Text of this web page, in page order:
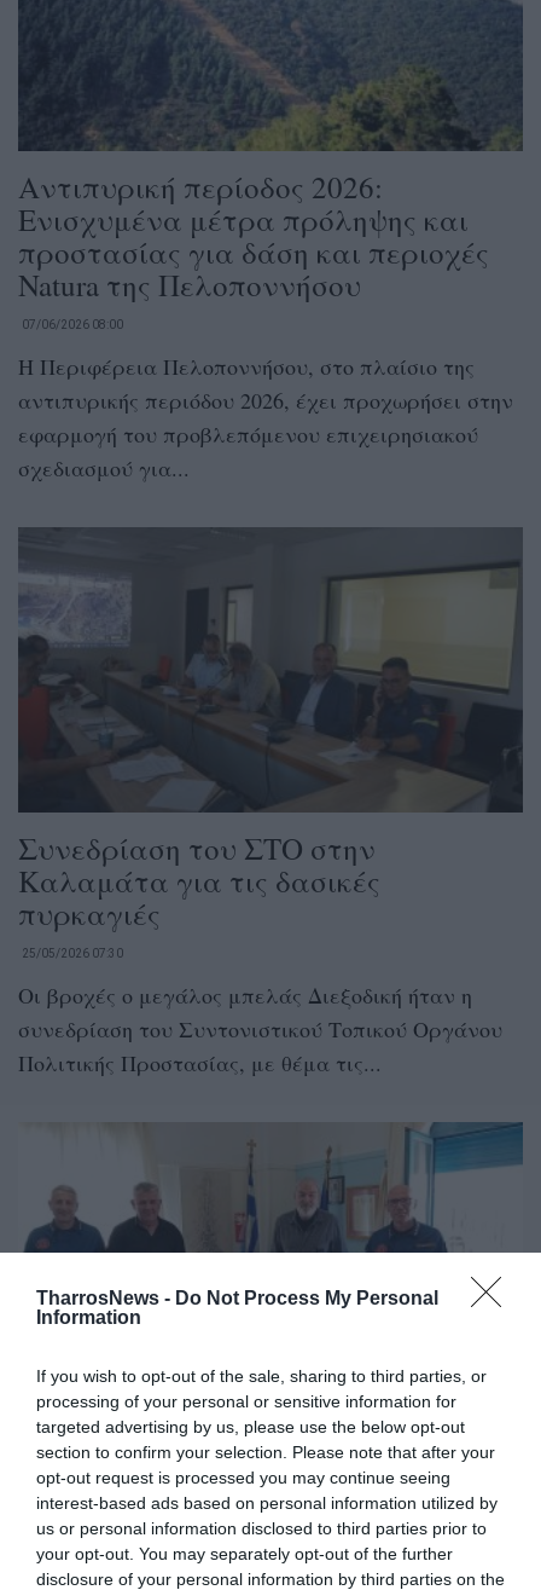
TharrosNews - Do Not Process My Personal
Information
If you wish to opt-out of the sale, sharing to third parties, or
processing of your personal or sensitive information for
targeted advertising by us, please use the below opt-out
section to confirm your selection. Please note that after your
opt-out request is processed you may continue seeing
interest-based ads based on personal information utilized by
us or personal information disclosed to third parties prior to
your opt-out. You may separately opt-out of the further
disclosure of your personal information by third parties on the
Αντιπυρική περίοδος 2026:
Ενισχυμένα μέτρα πρόληψης και
προστασίας για δάση και περιοχές
Natura της Πελοποννήσου
07/06/2026 08:00
Η Περιφέρεια Πελοποννήσου, στο πλαίσιο της
αντιπυρικής περιόδου 2026, έχει προχωρήσει στην
εφαρμογή του προβλεπόμενου επιχειρησιακού
σχεδιασμού για...
Συνεδρίαση του ΣΤΟ στην
Καλαμάτα για τις δασικές
πυρκαγιές
25/05/2026 07:30
Οι βροχές ο μεγάλος μπελάς Διεξοδική ήταν η
συνεδρίαση του Συντονιστικού Τοπικού Οργάνου
Πολιτικής Προστασίας, με θέμα τις...
Συνάντηση Λεβεντάκη με διοικητές
Πυροσβεστικής για Πολιτική
Προστασία
13/05/2026 17:30